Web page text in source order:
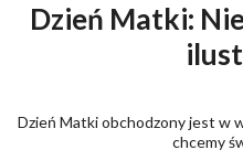
Dzień Matki:
Dzień Matki obchodzony jest w
chcemy